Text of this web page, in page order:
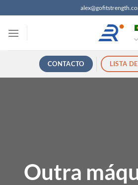
para
conteúdo
CONTACTO LISTA
Outra